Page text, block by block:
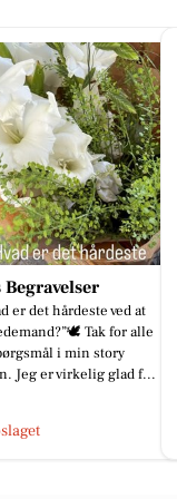
Cykler
og cykeltid 🚴🤩
på en NY racer
af vores kunder lige
forbi i butikken t...